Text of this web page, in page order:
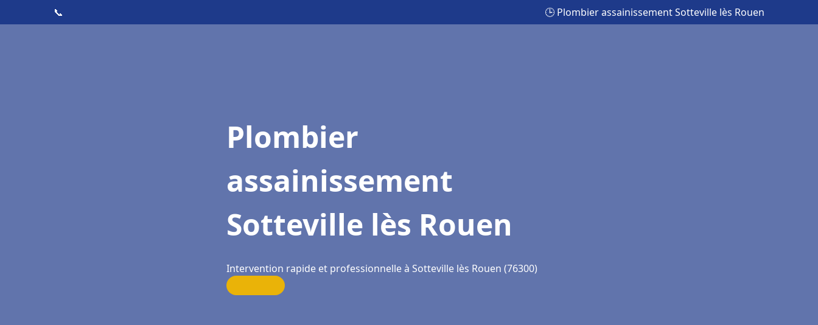
📞 🕒 Plombier assainissement Sotteville lès Rouen
Plombier
assainissement
Sotteville lès Rouen
Intervention rapide et professionnelle à Sotteville lès Rouen (76300)